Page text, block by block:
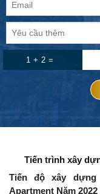
1 + 2 =
Tiến trình xây
Tiến độ xây
Apartment Năm 2022